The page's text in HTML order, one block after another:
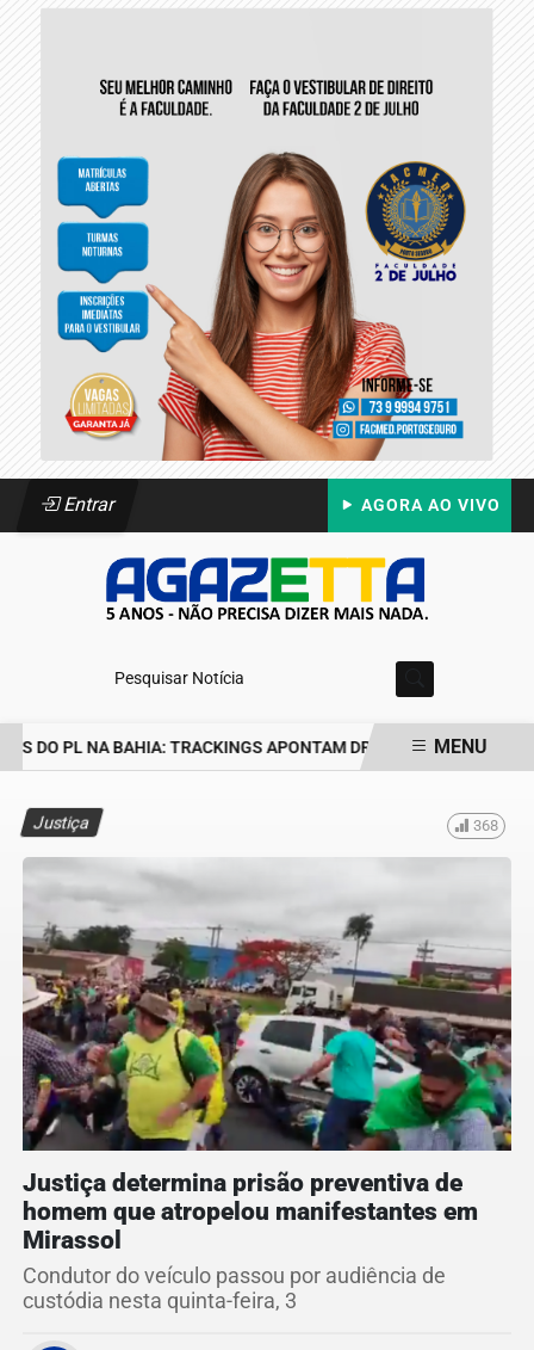
Entrar AGORA AO VIVO
Pesquisar Notícia
DO PL NA BAHIA: TRACKINGS APONTAM DRA. RAISSA SOARES E
MENU
Justiça 368
Justiça determina prisão preventiva de
homem que atropelou manifestantes em
Mirassol
Condutor do veículo passou por audiência de
custódia nesta quinta-feira, 3